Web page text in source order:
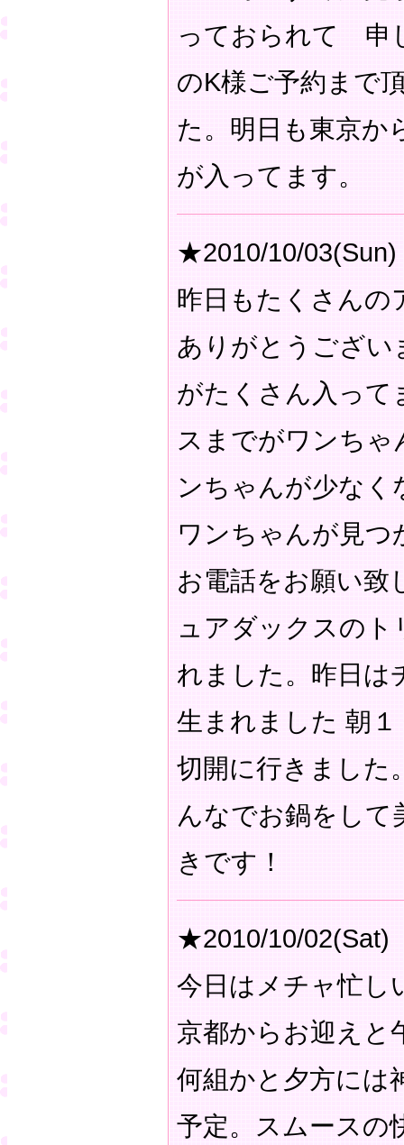
っておられて 申
のK様ご予約まで
た。明日も東京か
が入ってます。
★2010/10/03(Sun)
昨日もたくさんの
ありがとうござい
がたくさん入って
スまでがワンち
ンちゃんが少なく
ワンちゃんが見
お電話をお願い致
ュアダックスのト
れました。昨日は
生まれました 朝
切開に行きました
んなでお鍋をして
きです！
★2010/10/02(Sat)
今日はメチャ忙し
京都からお迎えと
何組かと夕方には
予定。スムースの